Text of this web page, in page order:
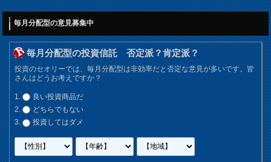
毎月分配型の意見募集中
毎月分配型の投資信託 否定派？肯定派？
投資のセオリーでは、毎月分配型は非効率だと否定な意見が多いです。皆
さんはどうお考えですか？
良い投資商品だ
どちらでもない
投資してはダメ